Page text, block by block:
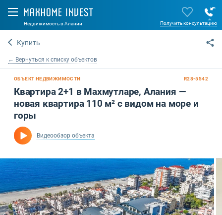
Недвижимость в Алании Получить консультацию
Купить
← Вернуться к списку объектов
ОБЪЕКТ НЕДВИЖИМОСТИ R28-5542
Квартира 2+1 в Махмутларе, Алания —
новая квартира 110 м² с видом на море и
горы
Видеообзор объекта